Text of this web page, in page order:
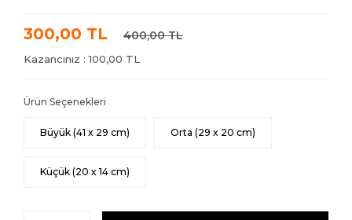
300,00 TL 400,00 TL
Kazancınız : 100,00 TL
Ürün Seçenekleri
Büyük (41 x 29 cm) Orta (29 x 20 cm)
Küçük (20 x 14 cm)